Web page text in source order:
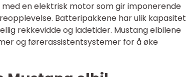
en elektrisk motor som gir imponerende
Batteripakkene har ulik kapasitet
rekkevidde og ladetider. Mustang elbilene
og førerassistentsystemer for å øke